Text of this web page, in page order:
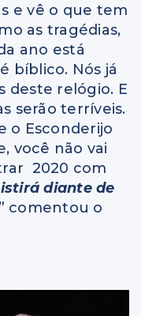
e vê o que tem
as tragédias,
ano está
bíblico. Nós já
deste relógio. E
serão terríveis.
o Esconderijo
você não vai
2020 com
diante de
comentou o